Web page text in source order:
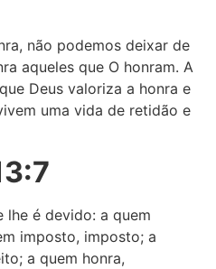
não podemos deixar de
aqueles que O honram. A
Deus valoriza a honra e
uma vida de retidão e
lhe é devido: a quem
imposto, imposto; a
a quem honra,